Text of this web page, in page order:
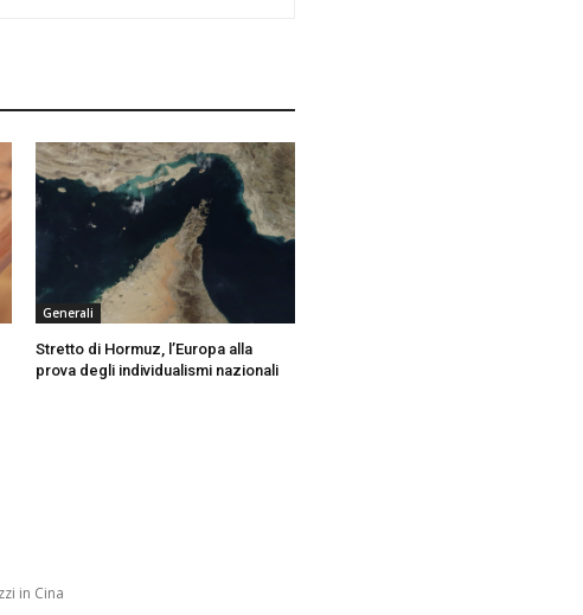
Generali
Stretto di Hormuz, l’Europa alla
prova degli individualismi nazionali